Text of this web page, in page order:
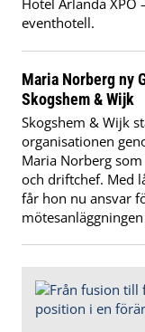
Hotel Arlanda XPO
eventhotell.
Maria Norberg ny
Skogshem & Wijk
Skogshem & Wijk
organisationen
Maria Norberg
och driftchef. Med
får hon nu ansvar